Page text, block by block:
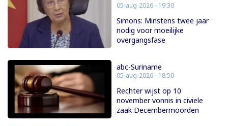
05-aug-2026 - 19:30
Simons: Minstens twee jaar
nodig voor moeilijke
overgangsfase
abc-Suriname
05-aug-2026 - 18:50
Rechter wijst op 10
november vonnis in civiele
zaak Decembermoorden